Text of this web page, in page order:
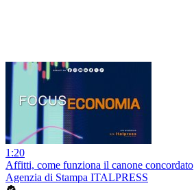
1:20
Affitti, come funziona il canone concordato
Agenzia di Stampa ITALPRESS